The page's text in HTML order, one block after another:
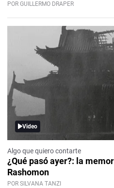
POR GUILLERMO DRAPER
Video
Algo que quiero contarte
¿Qué pasó ayer?: la
Rashomon
POR SILVANA TANZI